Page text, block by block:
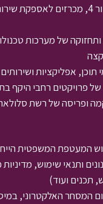
דור 3, תדרי דור 4, מכרזים
של מערכות
תוכן, אפליקציות ושירותים
של פרויקטים רחבי היקף
ופריסה של רשת
המעטפת המשפטית
ותנאי שימוש, מדיניות
תכנים ועוד)
המסחר האלקטרוני,